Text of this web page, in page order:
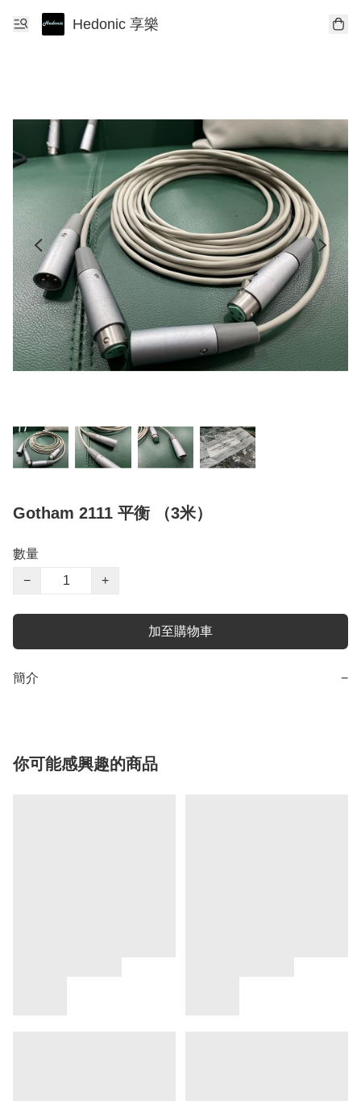
Hedonic 享樂
Gotham 2111 平衡 （3米）
數量
−
+
加至購物車
簡介 −
你可能感興趣的商品